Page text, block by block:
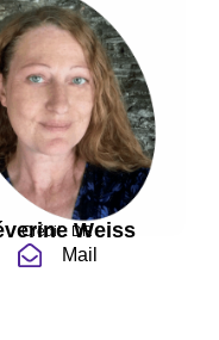
Weiss
Crédit : DR
Mail